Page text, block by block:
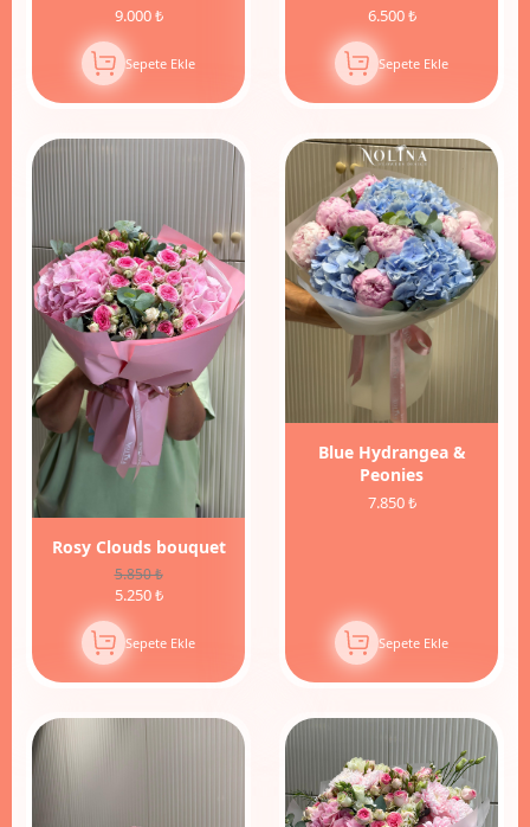
9.000 ₺
Sepete Ekle
6.500 ₺
Sepete Ekle
10%
İndirim
Rosy Clouds bouquet
5.850 ₺
5.250 ₺
Sepete Ekle
Blue Hydrangea &
Peonies
7.850 ₺
Sepete Ekle